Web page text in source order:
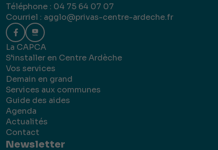
Téléphone : 04 75 64 07 07
Courriel : agglo@privas-centre-ardeche.fr
La CAPCA
S’installer en Centre Ardèche
Vos services
Demain en grand
Services aux communes
Guide des aides
Agenda
Actualités
Contact
Newsletter